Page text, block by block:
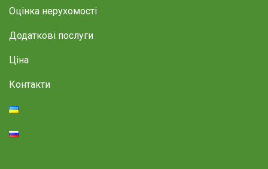
Оцінка нерухомості
Додаткові послуги
Ціна
Контакти